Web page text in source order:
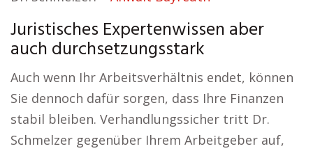
Juristisches Expertenwissen aber
auch durchsetzungsstark
Auch wenn Ihr Arbeitsverhältnis endet, können
Sie dennoch dafür sorgen, dass Ihre Finanzen
stabil bleiben. Verhandlungssicher tritt Dr.
Schmelzer gegenüber Ihrem Arbeitgeber auf,